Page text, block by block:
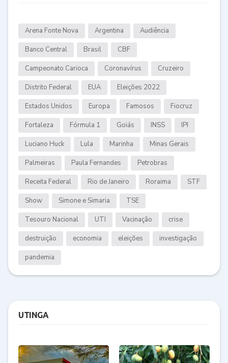
Arena Fonte Nova Argentina Audiência
Banco Central Brasil CBF
Campeonato Carioca Coronavírus Cruzeiro
Distrito Federal EUA Eleições 2022
Estados Unidos Europa Famosos Fiocruz
Fortaleza Fórmula 1 Goiás INSS IPI
Luciano Huck Lula Marinha Minas Gerais
Palmeiras Paula Fernandes Petrobras
Receita Federal Rio de Janeiro Roraima STF
Show Simone e Simaria TSE
Tesouro Nacional UTI Vacinação crise
destruição economia eleições investigação
pandemia
UTINGA